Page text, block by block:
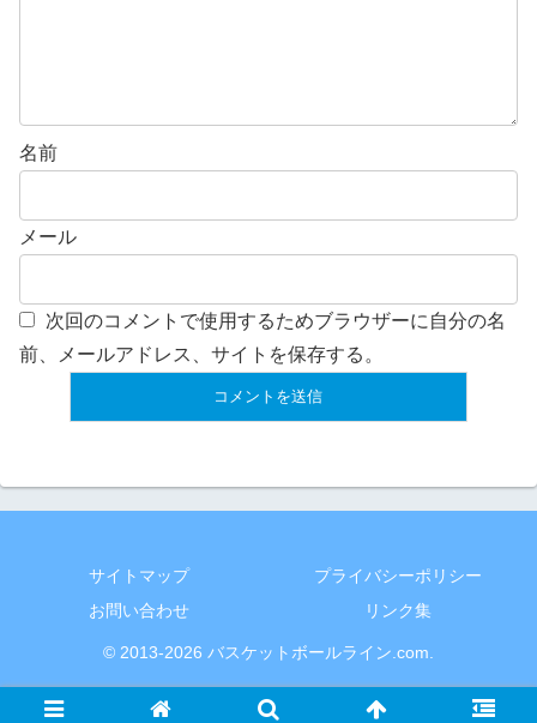
名前
メール
次回のコメントで使用するためブラウザーに自分の名
前、メールアドレス、サイトを保存する。
サイトマップ
プライバシーポリシー
お問い合わせ
リンク集
© 2013-2026 バスケットボールライン.com.